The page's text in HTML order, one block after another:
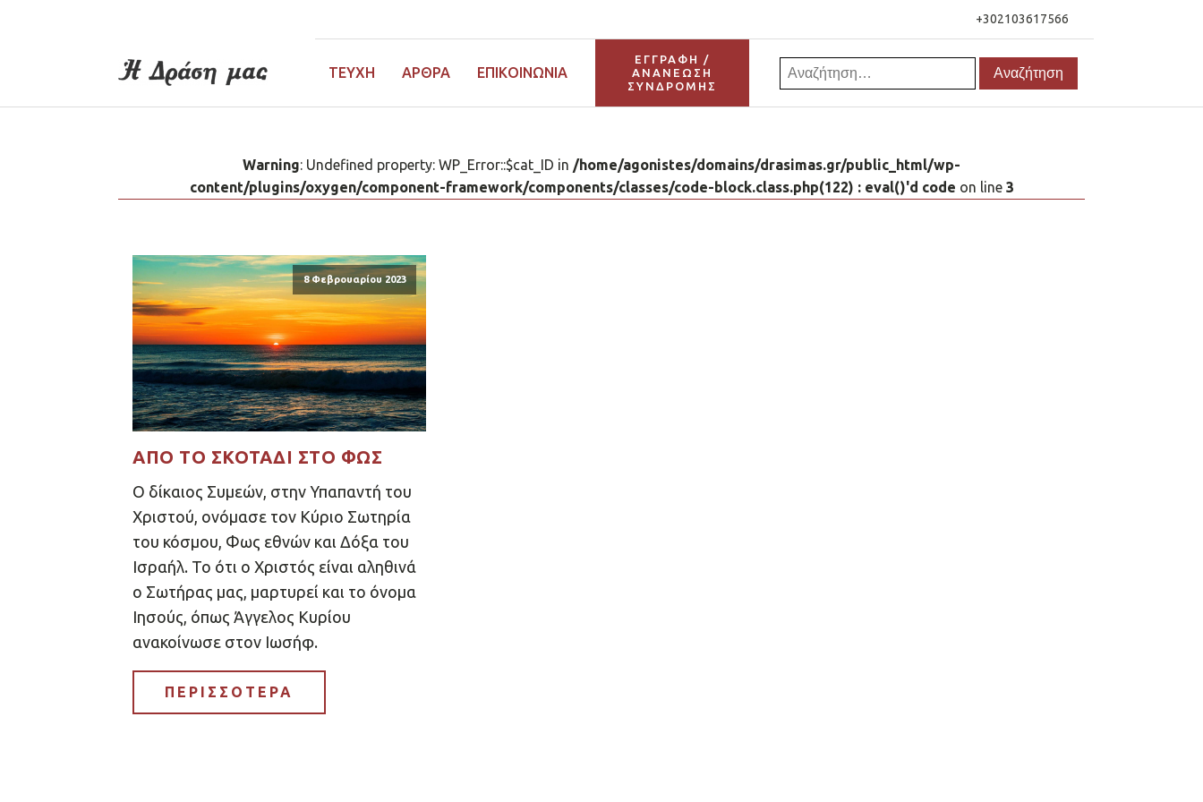
+302103617566
ΤΕΎΧΗ ΆΡΘΡΑ ΕΠΙΚΟΙΝΩΝΊΑ
ΕΓΓΡΑΦΗ /
ΑΝΑΝΕΩΣΗ
ΣΥΝΔΡΟΜΗΣ
Αναζήτηση
για:
Warning: Undefined property: WP_Error::$cat_ID in /home/agonistes/domains/drasimas.gr/public_html/wp-
content/plugins/oxygen/component-framework/components/classes/code-block.class.php(122) : eval()'d code on line 3
8 Φεβρουαρίου 2023
ΑΠΌ ΤΟ ΣΚΟΤΆΔΙ ΣΤΟ ΦΩΣ
Ο δίκαιος Συμεών, στην Υπαπαντή του
Χριστού, ονόμασε τον Κύριο Σωτηρία
του κόσμου, Φως εθνών και Δόξα του
Ισραήλ. Το ότι ο Χριστός είναι αληθινά
ο Σωτήρας μας, μαρτυρεί και το όνομα
Ιησούς, όπως Άγγελος Κυρίου
ανακοίνωσε στον Ιωσήφ.
ΠΕΡΙΣΣΟΤΕΡΑ